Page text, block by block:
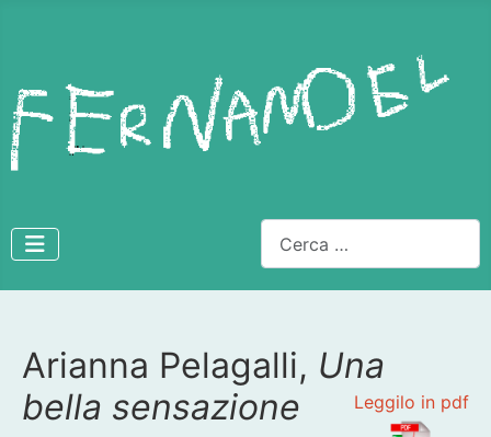
Cerca
Dettagli
Arianna Pelagalli, Una
bella sensazione
Leggilo in pdf